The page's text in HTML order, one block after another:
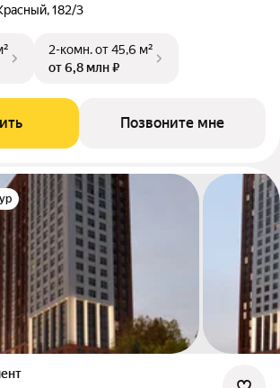
182/3
2-комн.от 45,6 м²
от 6,8 млн ₽
Позвоните мне